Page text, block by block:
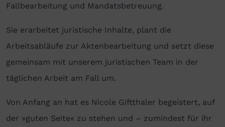
Fallbearbeitung und Mandatsbetreuung.
Sie erarbeitet juristische Inhalte, plant die
Arbeitsabläufe zur Aktenbearbeitung und setzt diese
gemeinsam mit unserem juristischen Team in der
täglichen Arbeit am Fall um.
Von Anfang an hat es Nicole Giftthaler begeistert, auf
der »guten Seite« zu stehen und – zumindest für ihr